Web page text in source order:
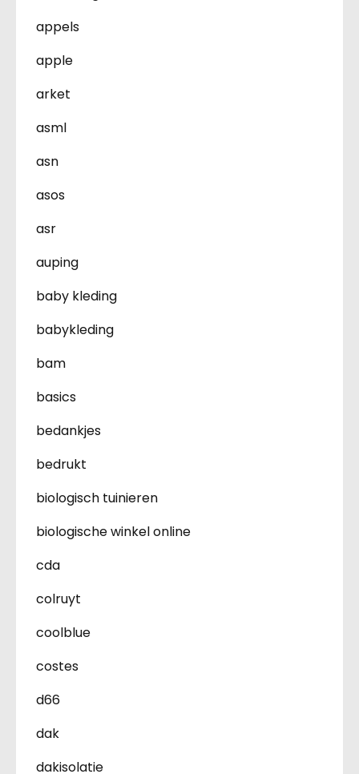
appels
apple
arket
asml
asn
asos
asr
auping
baby kleding
babykleding
bam
basics
bedankjes
bedrukt
biologisch tuinieren
biologische winkel online
cda
colruyt
coolblue
costes
d66
dak
dakisolatie